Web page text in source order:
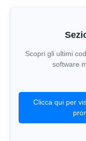
Scopri gli ultimi
software
Clicca qui per